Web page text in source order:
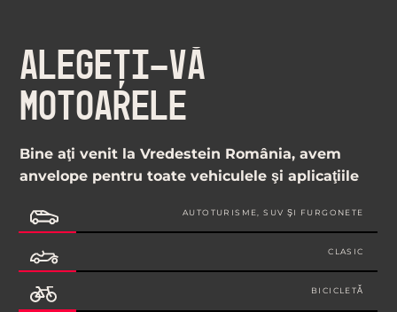
ALEGEŢI-VĂ
MOTOARELE
Bine aţi venit la Vredestein România, avem
anvelope pentru toate vehiculele şi aplicaţiile
AUTOTURISME, SUV ŞI FURGONETE
CLASIC
BICICLETĂ